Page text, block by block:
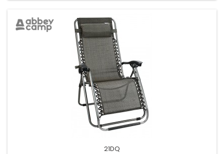
21DQ